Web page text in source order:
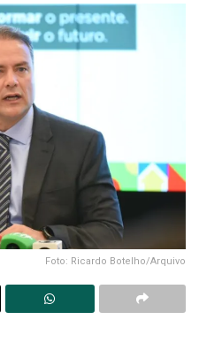
Foto: Ricardo Botelho/Arquivo